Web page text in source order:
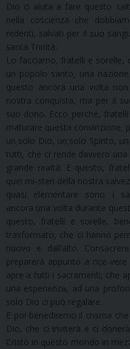
Dio ci aiuta a fare questo
nella coscienza che
redenti, salvati per il suo
santa Trinità.
Lo facciamo, fratelli e sorelle,
un popolo santo, una
questo ancora una volta
nostra conquista, ma per il
suo dono. Ecco perché,
maturare questa convinzione,
un solo Dio, un solo Spirito,
tutti, che ci rende davvero
grande realtà. E questo,
quei mi-steri della nostra
quasi elementare sono i
ancora una volta durante
questo, fratelli e sorelle,
trasformato, che ci hanno
nuovo e dall’alto.
preparerà appunto a rice-
apre a tutti i sacramenti, che
una esperienza, ad una
solo Dio ci può regalare.
E poi benediremo il crisma
Dio, che ci inviterà e ci
Cristo in questo mondo in